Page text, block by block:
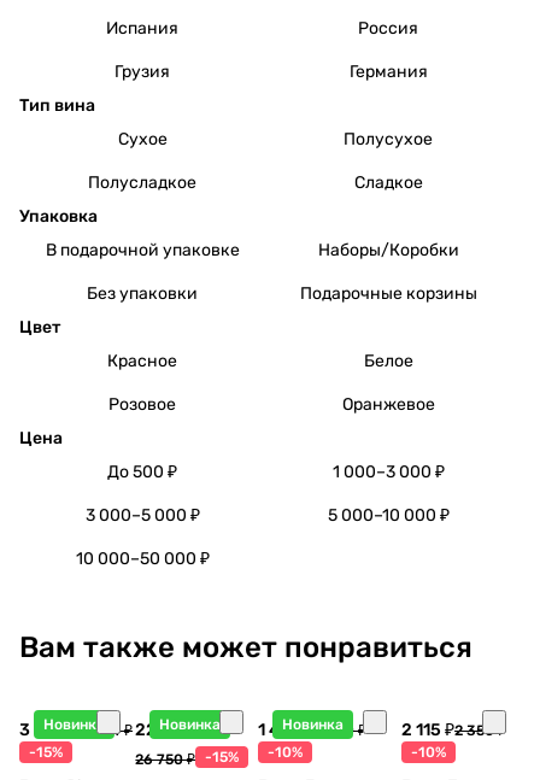
Испания Россия
Грузия
Германия
Тип вина
Сухое
Полусухое
Полусладкое
Сладкое
Упаковка
В подарочной упаковке
Наборы/Коробки
Без упаковки
Подарочные корзины
Цвет
Красное
Белое
Розовое
Оранжевое
Цена
До 500 ₽
1 000–3 000 ₽
3 000–5 000 ₽ 5 000–10 000 ₽
10 000–50 000 ₽
Вам также может понравиться
Новинка
3 998 ₽4 704 ₽
-15%
Новинка
22 738 ₽
26 750 ₽ -15%
Новинка
1 440 ₽1 600 ₽
-10%
2 115 ₽2 350 ₽
-10%